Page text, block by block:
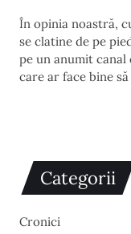
În opinia noastră,
se clatine de pe
pe un anumit canal
care ar face bine
Categorii
Cronici